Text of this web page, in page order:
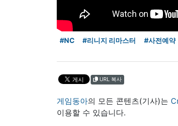
#NC #리니지 리마스터 #사전예약
URL 복사
게임동아의 모든 콘텐츠(기사)는
이용할 수 있습니다.